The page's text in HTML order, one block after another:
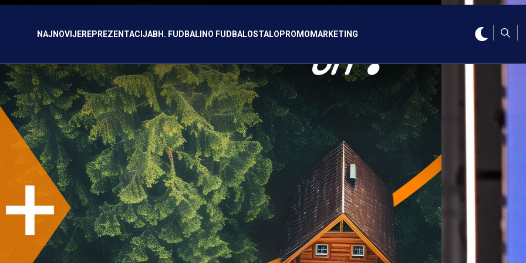
NAJNOVIJEREPREZENTACIJABH. FUDBALINO FUDBALOSTALO PROMO MARKETING